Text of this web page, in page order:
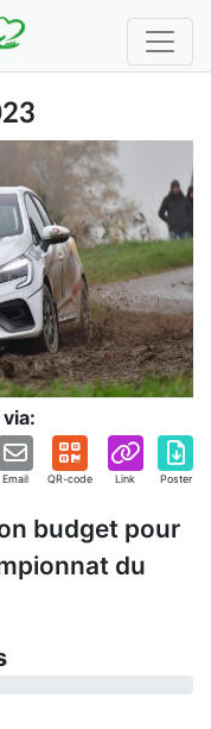
Email QR-code Link Poster
budget pour
du